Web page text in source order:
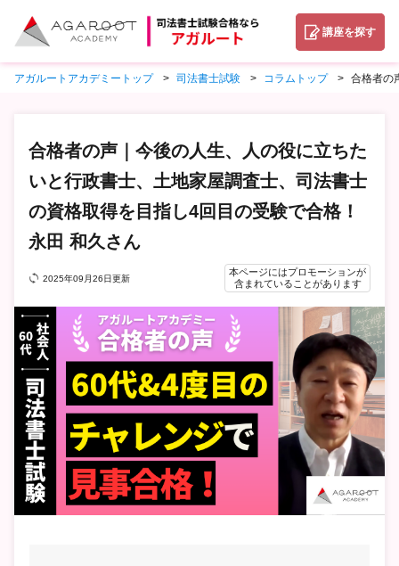
講座を探す
アガルートアカデミートップ 司法書士試験 コラムトップ 合格者の
合格者の声｜今後の人生、人の役に立ちた
いと行政書士、土地家屋調査士、司法書士
の資格取得を目指し4回目の受験で合格！
永田 和久さん
2025年09月26日更新
本ページにはプロモーションが
含まれていることがあります